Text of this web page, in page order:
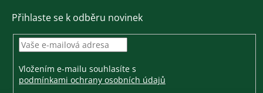
Přihlaste se k odběru novinek
Vložením e-mailu souhlasíte s
podmínkami ochrany osobních údajů